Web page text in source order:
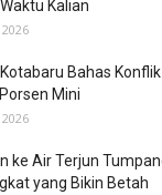
Kalian
Kotabaru Bahas
Mini
ke Air Terjun
yang Bikin Betah